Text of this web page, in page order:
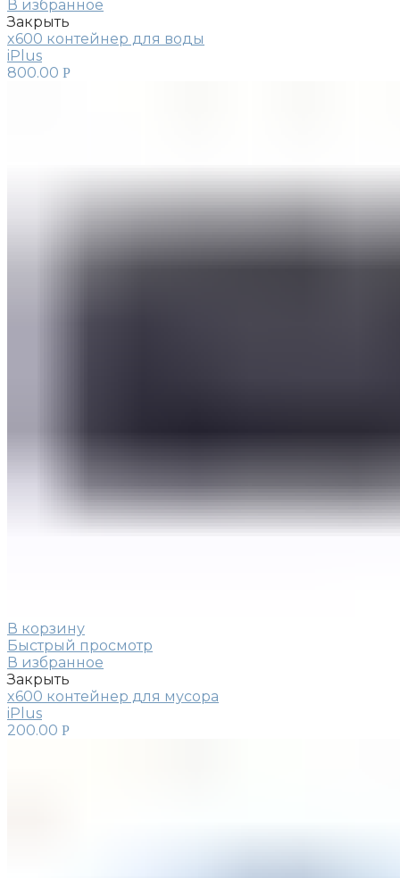
В избранное
Закрыть
x600 контейнер для воды
iPlus
800.00 Р
В корзину
Быстрый просмотр
В избранное
Закрыть
x600 контейнер для мусора
iPlus
200.00 Р